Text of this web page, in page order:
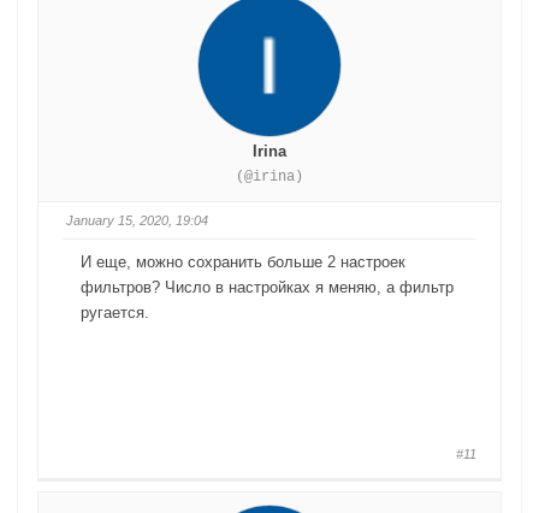
Irina
(@irina)
January 15, 2020, 19:04
И еще, можно сохранить больше 2 настроек
фильтров? Число в настройках я меняю, а фильтр
ругается.
#11